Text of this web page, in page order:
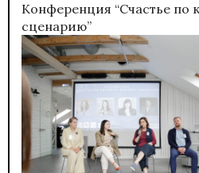
Конференция “Счастье по
сценарию”